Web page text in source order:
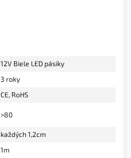
12V Biele LED pásiky
3 roky
CE, RoHS
>80
každých 1,2cm
1m